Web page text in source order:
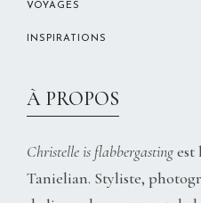
VOYAGES
INSPIRATIONS
À PROPOS
Christelle is flabbergastingest
Tanielian. Styliste,